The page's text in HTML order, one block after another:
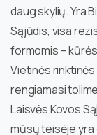
daug skylių. Yra
Sąjūdis, visa
formomis –
Vietinės
rengiamasi
Laisvės Kovos
mūsų teisėje yra